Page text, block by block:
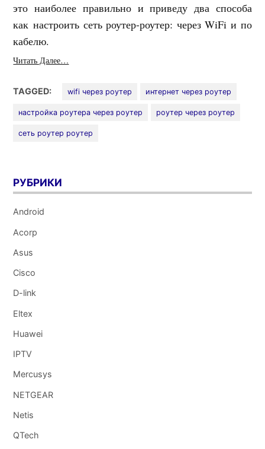
это наиболее правильно и приведу два способа
как настроить сеть роутер-роутер: через WiFi и по
кабелю.
Читать Далее…
TAGGED: wifi через роутер интернет через роутер
настройка роутера через роутер роутер через роутер
сеть роутер роутер
РУБРИКИ
Android
Acorp
Asus
Cisco
D-link
Eltex
Huawei
IPTV
Mercusys
NETGEAR
Netis
QTech